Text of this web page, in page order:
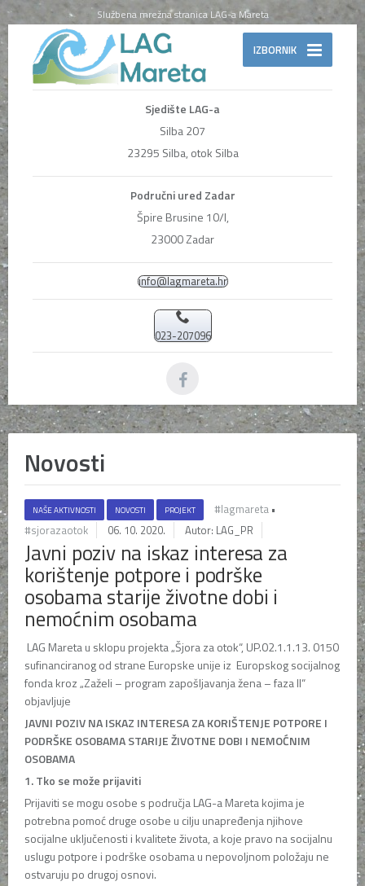
Službena mrežna stranica LAG-a Mareta
IZBORNIK
Sjedište LAG-a
Silba 207
23295 Silba, otok Silba
Područni ured Zadar
Špire Brusine 10/I,
23000 Zadar
info@lagmareta.hr
023-207096
Novosti
NAŠE AKTIVNOSTI NOVOSTI PROJEKT #lagmareta •
#sjorazaotok
06. 10. 2020. Autor: LAG_PR
Javni poziv na iskaz interesa za
korištenje potpore i podrške
osobama starije životne dobi i
nemoćnim osobama
LAG Mareta u sklopu projekta „Šjora za otok“, UP.02.1.1.13. 0150
sufinanciranog od strane Europske unije iz Europskog socijalnog
fonda kroz „Zaželi – program zapošljavanja žena – faza II“
objavljuje
JAVNI POZIV NA ISKAZ INTERESA ZA KORIŠTENJE POTPORE I
PODRŠKE OSOBAMA STARIJE ŽIVOTNE DOBI I NEMOĆNIM
OSOBAMA
1. Tko se može prijaviti
Prijaviti se mogu osobe s područja LAG-a Mareta kojima je
potrebna pomoć druge osobe u cilju unapređenja njihove
socijalne uključenosti i kvalitete života, a koje pravo na socijalnu
uslugu potpore i podrške osobama u nepovoljnom položaju ne
ostvaruju po drugoj osnovi.